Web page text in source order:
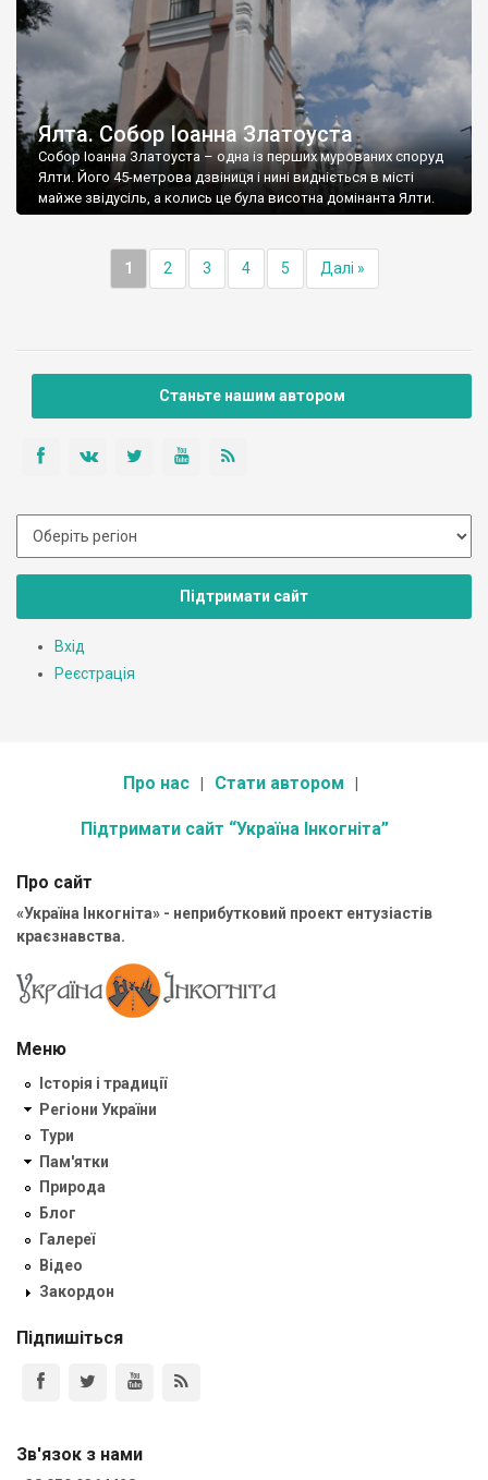
Ялта. Собор Іоанна Златоуста
Собор Іоанна Златоуста – одна із перших мурованих споруд
Ялти. Його 45-метрова дзвіниця і нині видніється в місті
майже звідусіль, а колись це була висотна домінанта Ялти.
1 2 3 4 5 Далі »
Станьте нашим автором
Підтримати сайт
Вхід
Реєстрація
Про нас Стати автором
Підтримати сайт “Україна Інкогніта”
Про сайт
«Україна Інкогніта» - неприбутковий проект ентузіастів
краєзнавства.
Меню
Історія і традиції
Регіони України
Тури
Пам'ятки
Природа
Блог
Галереї
Відео
Закордон
Підпишіться
Зв'язок з нами